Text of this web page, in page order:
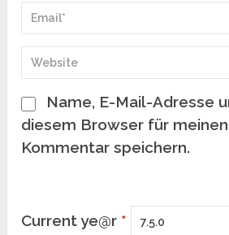
Name, E-Mail-Adresse
diesem Browser für
Kommentar speichern.
Current ye@r *